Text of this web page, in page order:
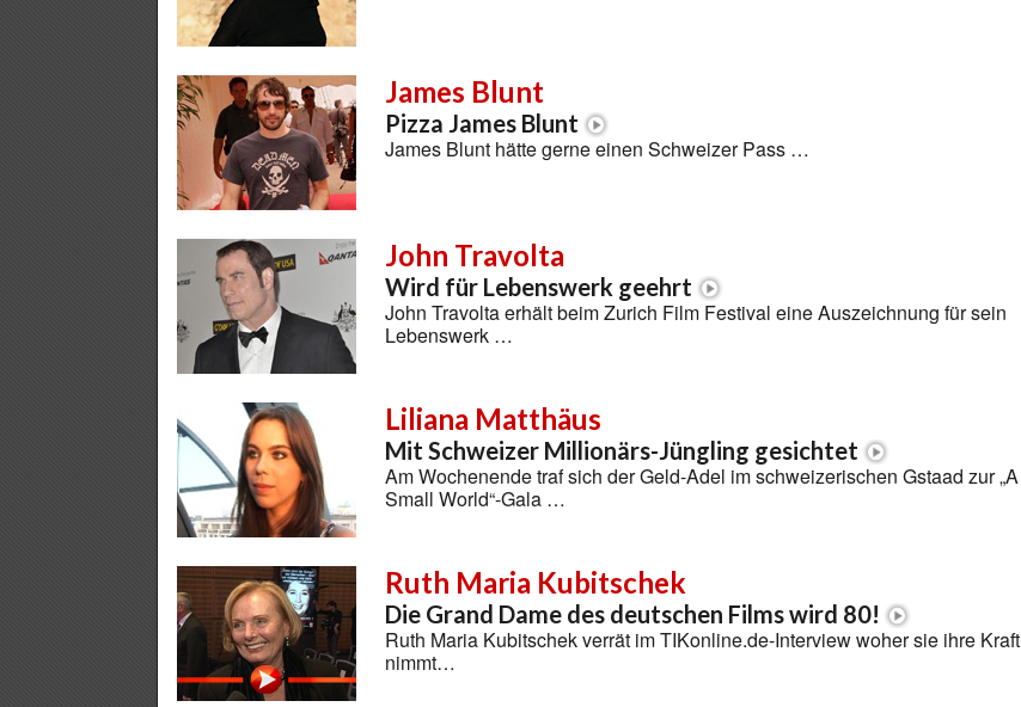
James Blunt
Pizza James Blunt
James Blunt hätte gerne einen Schweizer Pass …
John Travolta
Wird für Lebenswerk geehrt
John Travolta erhält beim Zurich Film Festival eine Auszeichnung für sein
Lebenswerk …
Liliana Matthäus
Mit Schweizer Millionärs-Jüngling gesichtet
Am Wochenende traf sich der Geld-Adel im schweizerischen Gstaad zur „A
Small World“-Gala …
Ruth Maria Kubitschek
Die Grand Dame des deutschen Films wird 80!
Ruth Maria Kubitschek verrät im TIKonline.de-Interview woher sie ihre Kraft
nimmt…